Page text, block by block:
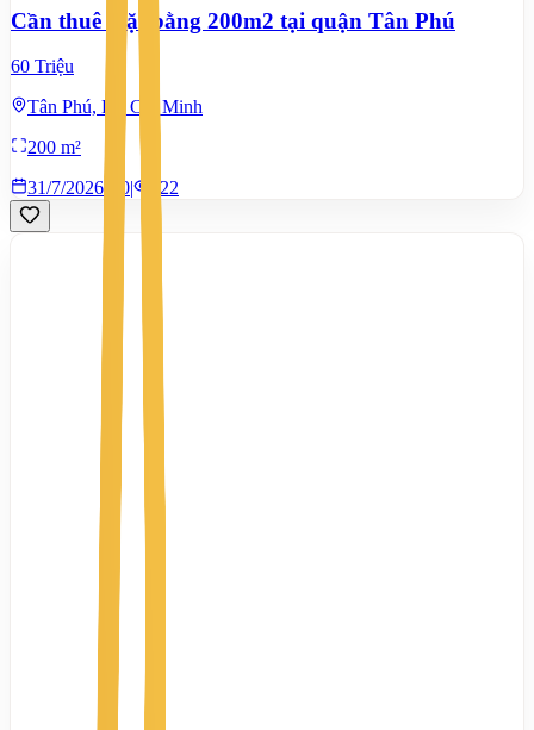
Cần thuê mặt bằng 200m2 tại quận Tân Phú
60 Triệu
Tân Phú, Hồ Chí Minh
200 m²
31/7/2026
0| 322